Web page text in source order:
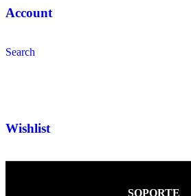
Account
Search
Wishlist
SOPORTE